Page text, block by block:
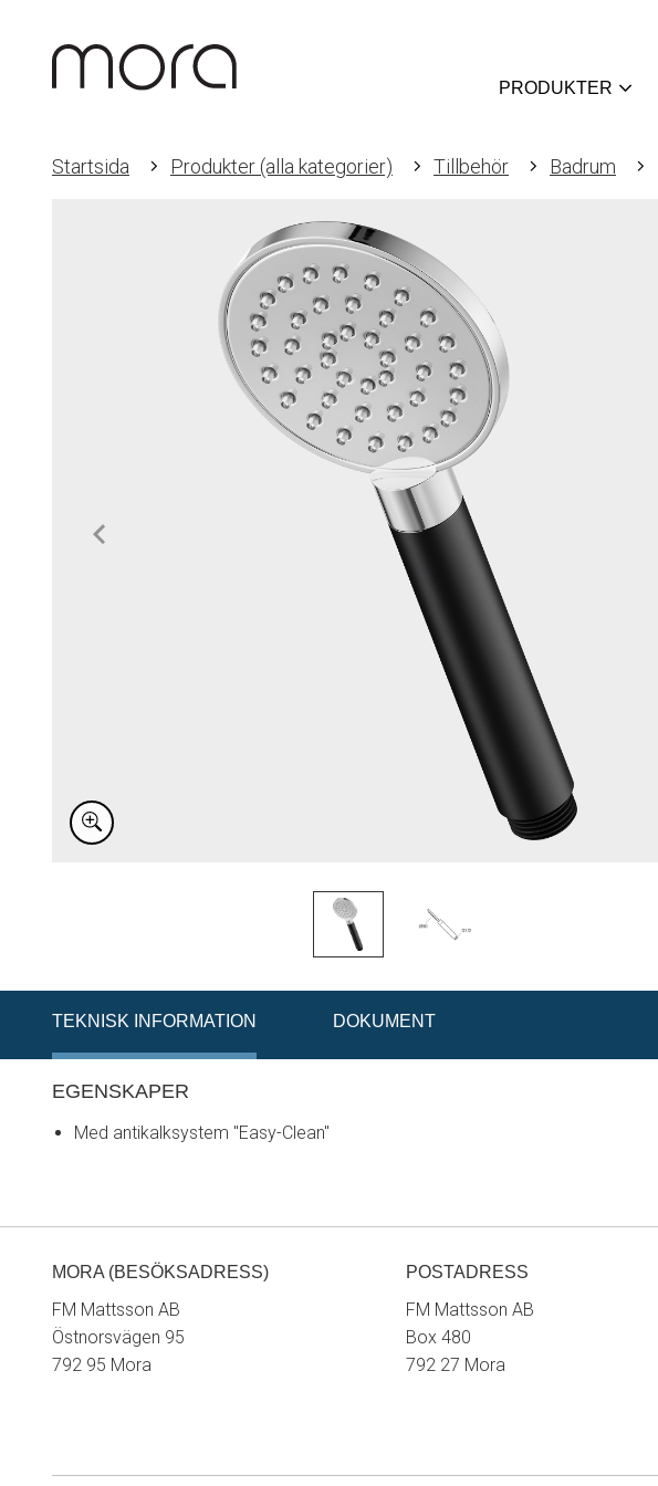
PRODUKTER
Startsida Produkter (alla kategorier) Tillbehör Badrum
TEKNISK INFORMATION DOKUMENT
EGENSKAPER
Med antikalksystem "Easy-Clean"
MORA (BESÖKSADRESS)
FM Mattsson AB
Östnorsvägen 95
792 95 Mora
POSTADRESS
FM Mattsson AB
Box 480
792 27 Mora